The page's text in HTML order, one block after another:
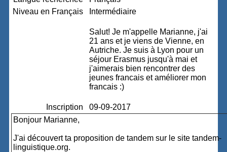
Niveau en Français
Intermédiaire
Salut! Je m'appelle Marianne, j'ai
21 ans et je viens de Vienne, en
Autriche. Je suis à Lyon pour un
séjour Erasmus jusqu'à mai et
j'aimerais bien rencontrer des
jeunes francais et améliorer mon
francais :)
Inscription
09-09-2017
Bonjour Marianne,
J'ai découvert ta proposition de tandem sur le site tandem-
linguistique.org.